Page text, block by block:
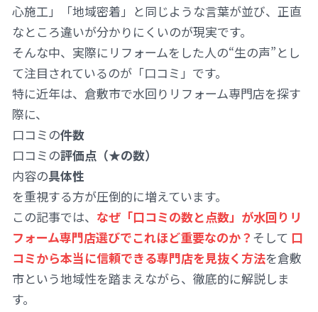
心施工」「地域密着」と同じような言葉が並び、正直
なところ違いが分かりにくいのが現実です。
そんな中、実際にリフォームをした人の“生の声”とし
て注目されているのが「口コミ」です。
特に近年は、倉敷市で水回りリフォーム専門店を探す
際に、
口コミの件数
口コミの評価点（★の数）
内容の具体性
を重視する方が圧倒的に増えています。
この記事では、 なぜ「口コミの数と点数」が水回りリ
フォーム専門店選びでこれほど重要なのか？ そして 口
コミから本当に信頼できる専門店を見抜く方法を倉敷
市という地域性を踏まえながら、徹底的に解説しま
す。